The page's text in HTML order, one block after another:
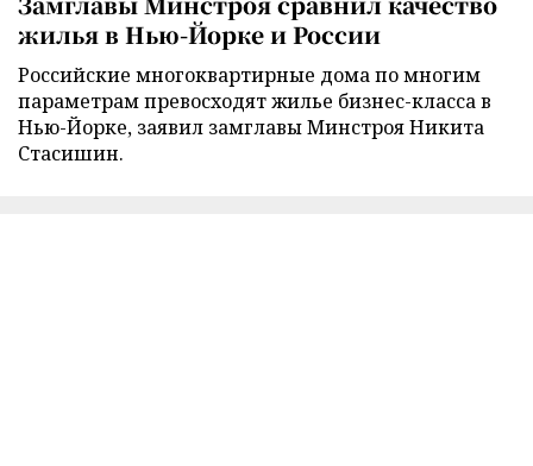
жилья в Нью-Йорке и России
Российские многоквартирные дома по многим
параметрам превосходят жилье бизнес-класса в
Нью-Йорке, заявил замглавы Минстроя Никита
Стасишин.